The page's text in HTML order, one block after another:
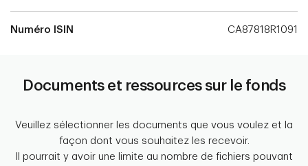
Numéro ISIN CA87818R1091
Documents et ressources sur le fonds
Veuillez sélectionner les documents que vous voulez et la
façon dont vous souhaitez les recevoir.
Il pourrait y avoir une limite au nombre de fichiers pouvant